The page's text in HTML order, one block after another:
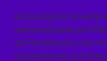
Esta página no está
administrada por
de Facebook y sus
únicamente con